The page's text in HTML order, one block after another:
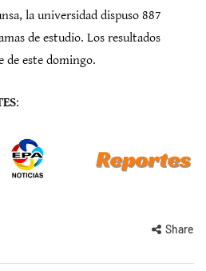
la universidad dispuso 887
de estudio. Los resultados
de este domingo.
:
Share